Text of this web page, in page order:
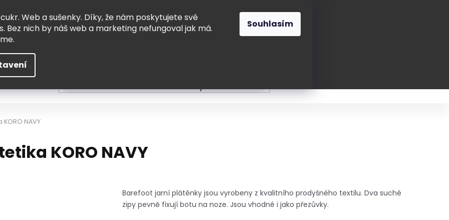
Web a sušenky. Díky, že nám poskytujete své
Bez nich by náš web a marketing nefungoval jak má.
Souhlasím
NAVY
KORO NAVY
Barefoot jarní plátěnky jsou vyrobeny z kvalitního prodyšného textilu. Dva suché
zipy pevně fixují botu na noze. Jsou vhodné i jako přezůvky.